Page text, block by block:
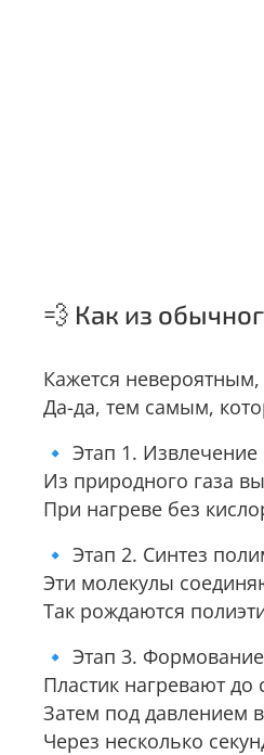
💨 Как из
Кажется
Да-да, тем самым,
🔹 Этап 1.
Из природного газа
При нагреве без
🔹 Этап 2. Синтез
Эти молекулы
Так рождаются
🔹 Этап 3. Формование
Пластик нагревают
Затем под
Через несколько